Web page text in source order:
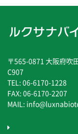
〒565-0871 大阪府吹
C907
TEL: 06-6170-1228
FAX: 06-6170-2207
MAIL: